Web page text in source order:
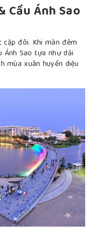
Cầu Ánh Sao
đôi. Khi màn đêm
Ánh Sao tựa như dải
mùa xuân huyền diệu